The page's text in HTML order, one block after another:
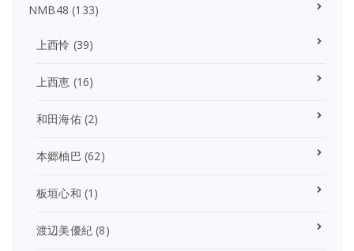
NMB48 (133)
上西怜 (39)
上西恵 (16)
和田海佑(2)
本郷柚巴 (62)
板垣心和 (1)
渡辺美優紀 (8)